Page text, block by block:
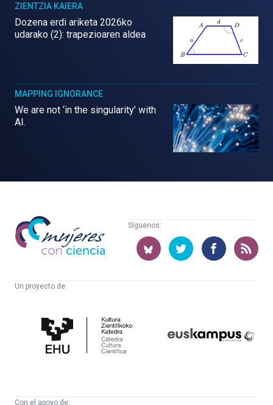
ZIENTZIA KAIERA
Dozena erdi ariketa 2026ko
udarako (2): trapezioaren aldea
MAPPING IGNORANCE
We are not ‘in the singularity’ with
AI.
Mujeres
con
ciencia
Síguenos:
Un proyecto de:
Cultura
Científica
Con el apoyo de: